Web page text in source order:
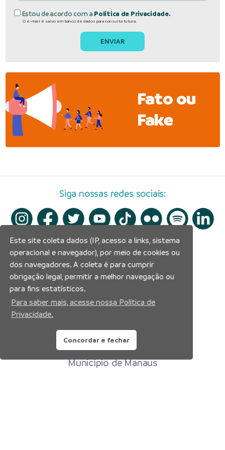
Estou de acordo com a Política de Privacidade.
O e-mail é salvo em banco de dados para consulta futura.
Fato ou
Fake
Siga nossas redes sociais:
Prefeitura Municipal de Manaus
Município de Manaus
Este site coleta dados (IP, acesso a links, sistema
operacional e navegador), por meio de cookies ou
dos navegadores. A coleta é para cumprir
obrigação legal, permitir a melhor navegação ou
para fins estatísticos.
Para saber mais, acesse nossa Política de
Privacidade.
Concordar e fechar